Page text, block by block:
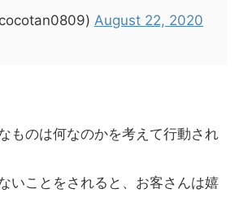
August 22, 2020
ものは何なのかを考えて行動され
いことをされると、お客さんは嬉